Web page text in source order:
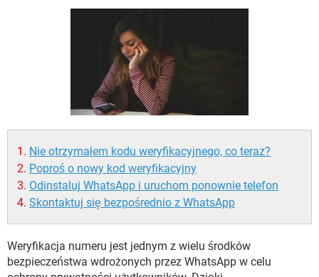
Nie otrzymałem kodu weryfikacyjnego, co teraz?
Poproś o nowy kod weryfikacyjny
Odinstaluj WhatsApp i uruchom ponownie telefon
Skontaktuj się bezpośrednio z WhatsApp
Weryfikacja numeru jest jednym z wielu środków
bezpieczeństwa wdrożonych przez WhatsApp w celu